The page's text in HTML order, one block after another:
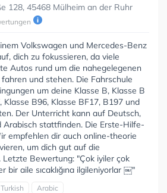
128, 45468 Mülheim an der Ruhr
Volkswagen und Mercedes-Benz
dich zu fokussieren, da viele
Autos rund um die nahegelegenen
und stehen. Die Fahrschule
um deine Klasse B, Klasse B
Klasse B96, Klasse BF17, B197 und
Der Unterricht kann auf Deutsch,
Arabisch stattfinden. Die Erste-Hilfe-
empfehlen dir auch online-theorie
um dich gut auf die
Bewertung: "Çok iyiler çok
bir aile sıcaklığına ilgileniyorlar ￼"
Turkish Arabic